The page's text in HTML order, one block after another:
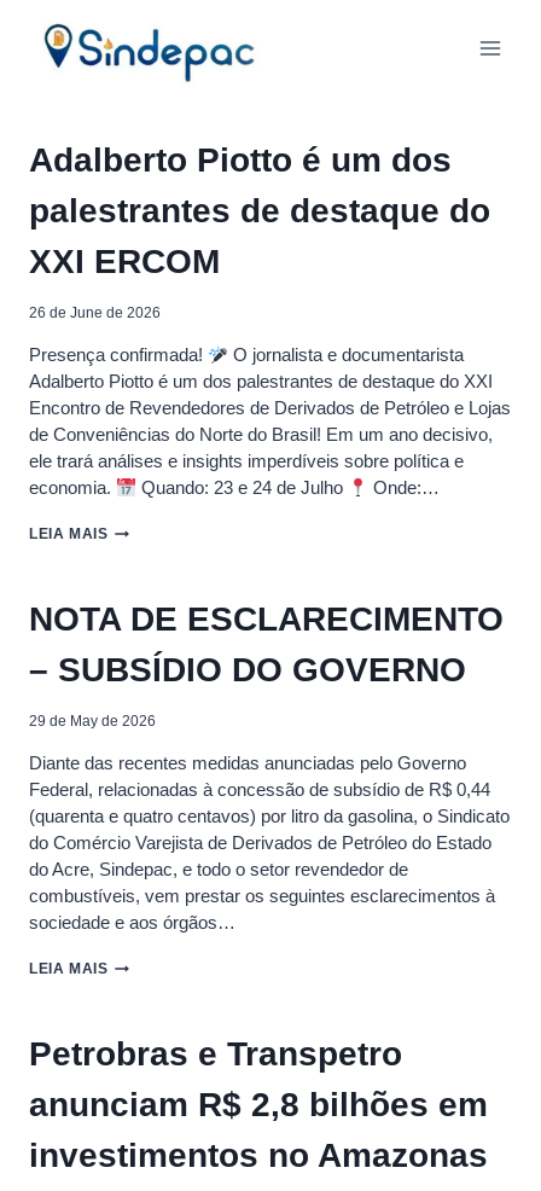
content
Adalberto Piotto é um dos
palestrantes de destaque do
XXI ERCOM
26 de June de 2026
Presença confirmada!
O jornalista e documentarista
Adalberto Piotto é um dos palestrantes de destaque do XXI
Encontro de Revendedores de Derivados de Petróleo e Lojas
de Conveniências do Norte do Brasil! ​Em um ano decisivo,
ele trará análises e insights imperdíveis sobre política e
economia. ​
Quando: 23 e 24 de Julho Onde:…
LEIA MAIS ADALBERTO
DOS
DE
DESTAQUE
XXI
NOTA DE ESCLARECIMENTO
– SUBSÍDIO DO GOVERNO
29 de May de 2026
Diante das recentes medidas anunciadas pelo Governo
Federal, relacionadas à concessão de subsídio de R$ 0,44
(quarenta e quatro centavos) por litro da gasolina, o Sindicato
do Comércio Varejista de Derivados de Petróleo do Estado
do Acre, Sindepac, e todo o setor revendedor de
combustíveis, vem prestar os seguintes esclarecimentos à
sociedade e aos órgãos…
LEIA MAIS NOTA
SUBSÍDIO
GOVERNO
Petrobras e Transpetro
anunciam R$ 2,8 bilhões em
investimentos no Amazonas